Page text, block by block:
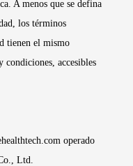
A menos que se defina
los términos
tienen el mismo
condiciones, accesibles
operado
Ltd.